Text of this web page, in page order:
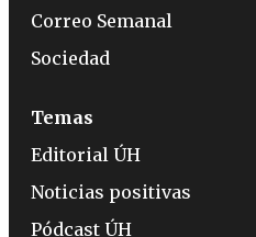
Correo Semanal
Sociedad
Temas
Editorial ÚH
Noticias positivas
Pódcast ÚH